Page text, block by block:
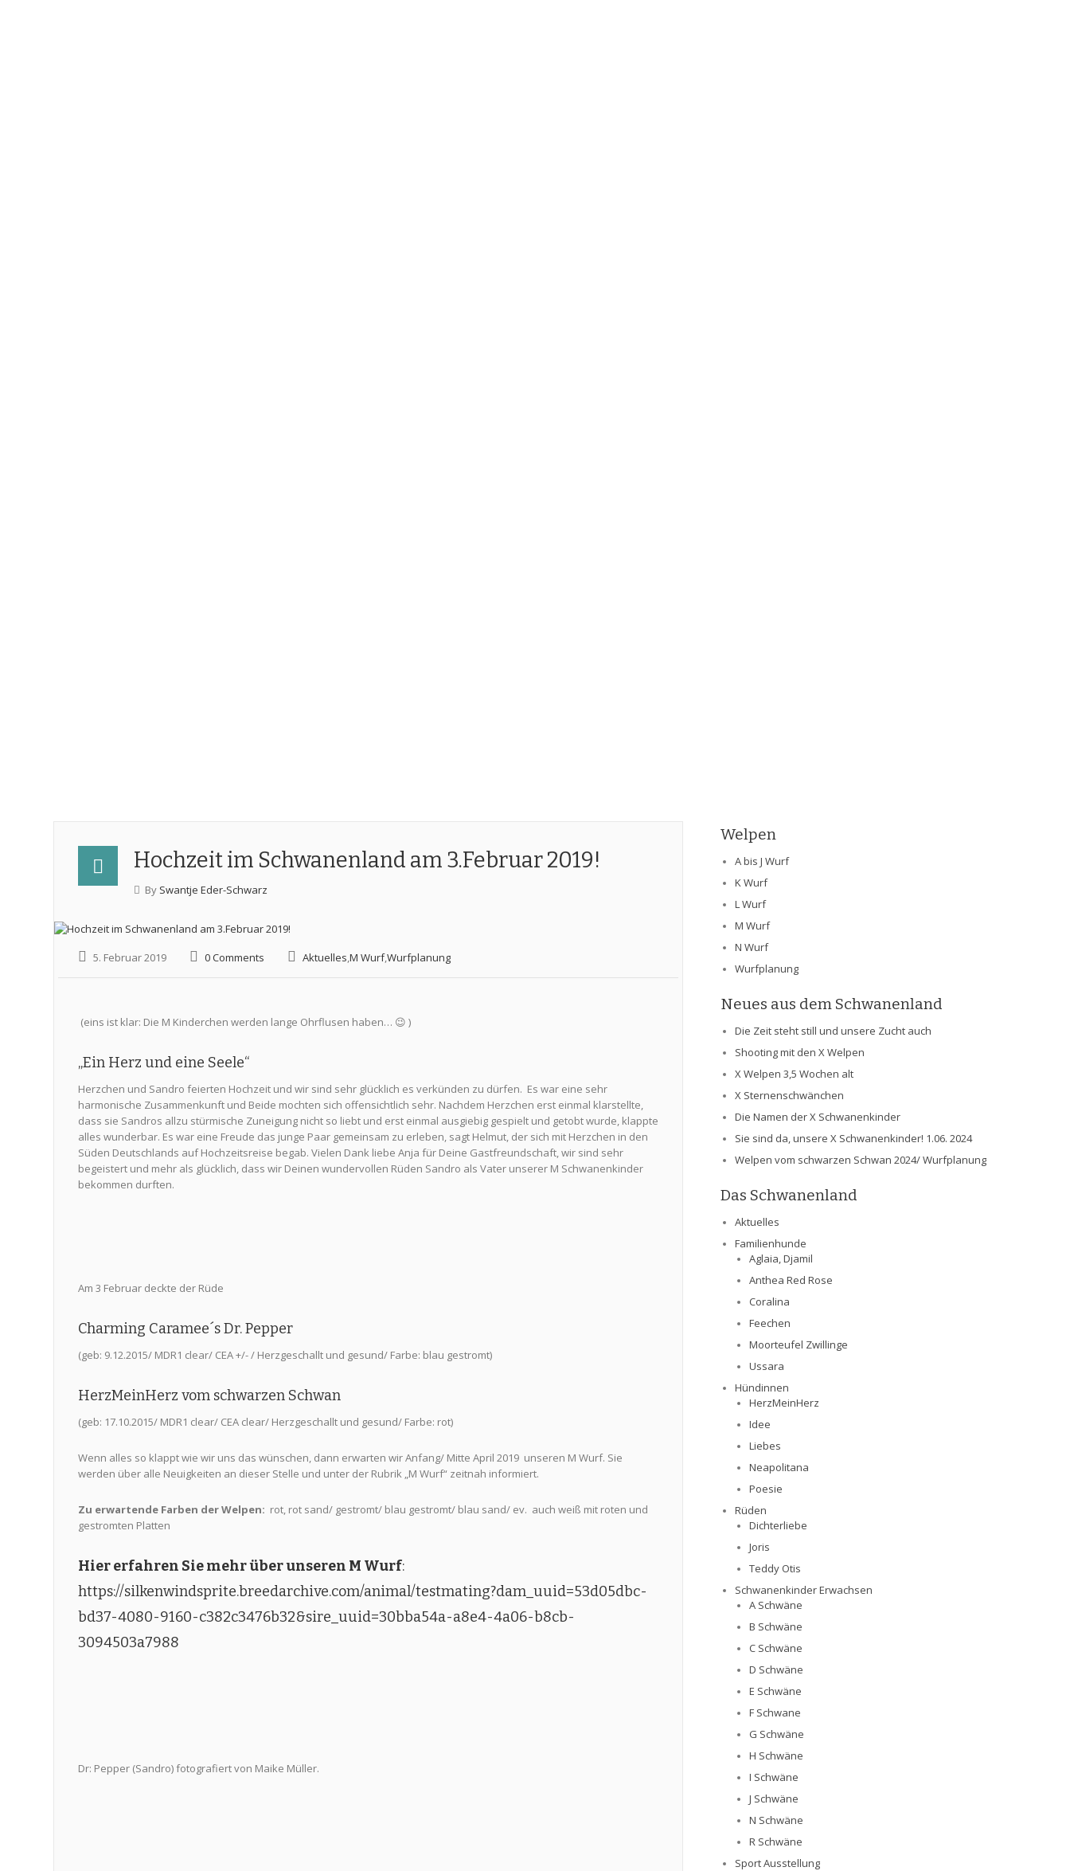
Hochzeit im Schwanenland am 3.Februar 2019!
By Swantje Eder-Schwarz
5. Februar 2019 0 Comments Aktuelles,M Wurf,Wurfplanung
(eins ist klar: Die M Kinderchen werden lange Ohrflusen haben… 😉 )
„Ein Herz und eine Seele“
Herzchen und Sandro feierten Hochzeit und wir sind sehr glücklich es verkünden zu dürfen. Es war eine sehr
harmonische Zusammenkunft und Beide mochten sich offensichtlich sehr. Nachdem Herzchen erst einmal klarstellte,
dass sie Sandros allzu stürmische Zuneigung nicht so liebt und erst einmal ausgiebig gespielt und getobt wurde, klappte
alles wunderbar. Es war eine Freude das junge Paar gemeinsam zu erleben, sagt Helmut, der sich mit Herzchen in den
Süden Deutschlands auf Hochzeitsreise begab. Vielen Dank liebe Anja für Deine Gastfreundschaft, wir sind sehr
begeistert und mehr als glücklich, dass wir Deinen wundervollen Rüden Sandro als Vater unserer M Schwanenkinder
bekommen durften.
Am 3 Februar deckte der Rüde
Charming Caramee´s Dr. Pepper
(geb: 9.12.2015/ MDR1 clear/ CEA +/- / Herzgeschallt und gesund/ Farbe: blau gestromt)
HerzMeinHerz vom schwarzen Schwan
(geb: 17.10.2015/ MDR1 clear/ CEA clear/ Herzgeschallt und gesund/ Farbe: rot)
Wenn alles so klappt wie wir uns das wünschen, dann erwarten wir Anfang/ Mitte April 2019 unseren M Wurf. Sie
werden über alle Neuigkeiten an dieser Stelle und unter der Rubrik „M Wurf“ zeitnah informiert.
Zu erwartende Farben der Welpen: rot, rot sand/ gestromt/ blau gestromt/ blau sand/ ev. auch weiß mit roten und
gestromten Platten
Hier erfahren Sie mehr über unseren M Wurf:
https://silkenwindsprite.breedarchive.com/animal/testmating?dam_uuid=53d05dbc-
bd37-4080-9160-c382c3476b32&sire_uuid=30bba54a-a8e4-4a06-b8cb-
3094503a7988
Dr: Pepper (Sandro) fotografiert von Maike Müller.
Welpen
A bis J Wurf
K Wurf
L Wurf
M Wurf
N Wurf
Wurfplanung
Neues aus dem Schwanenland
Die Zeit steht still und unsere Zucht auch
Shooting mit den X Welpen
X Welpen 3,5 Wochen alt
X Sternenschwänchen
Die Namen der X Schwanenkinder
Sie sind da, unsere X Schwanenkinder! 1.06. 2024
Welpen vom schwarzen Schwan 2024/ Wurfplanung
Das Schwanenland
Aktuelles
Familienhunde
Aglaia, Djamil
Anthea Red Rose
Coralina
Feechen
Moorteufel Zwillinge
Ussara
Hündinnen
HerzMeinHerz
Idee
Liebes
Neapolitana
Poesie
Rüden
Dichterliebe
Joris
Teddy Otis
Schwanenkinder Erwachsen
A Schwäne
B Schwäne
C Schwäne
D Schwäne
E Schwäne
F Schwane
G Schwäne
H Schwäne
I Schwäne
J Schwäne
N Schwäne
R Schwäne
Sport Ausstellung